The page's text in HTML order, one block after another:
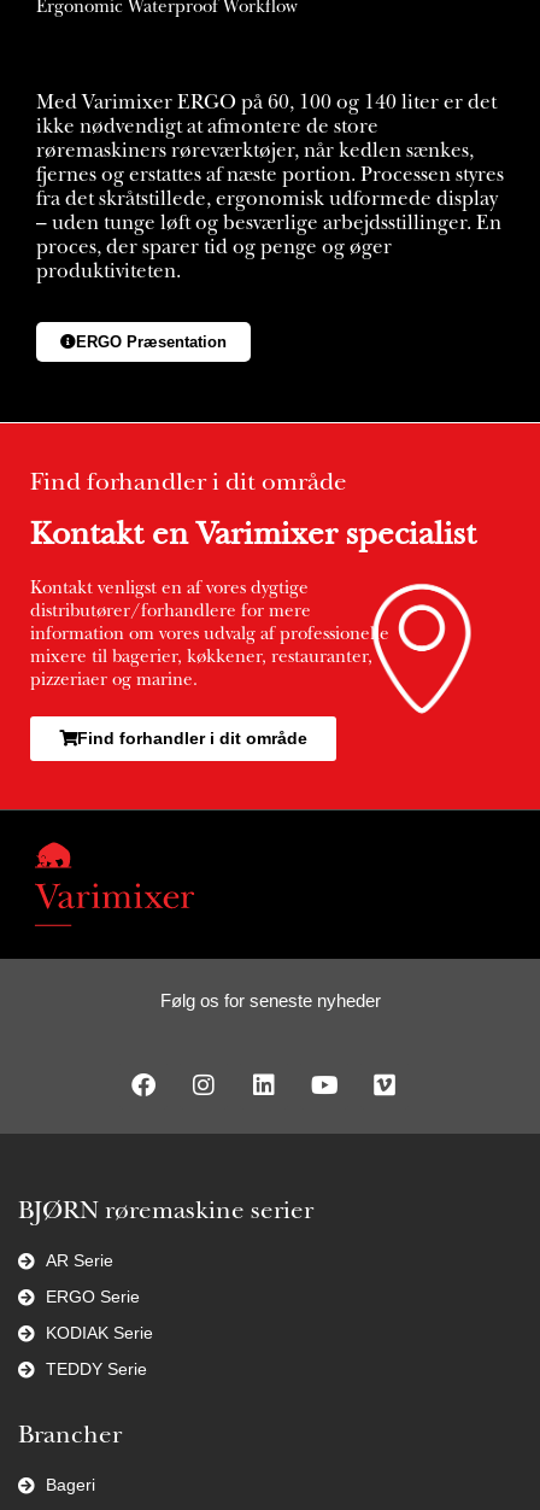
Ergonomic Waterproof Workflow
Med Varimixer ERGO på 60, 100 og 140 liter er det
ikke nødvendigt at afmontere de store
røremaskiners røreværktøjer, når kedlen sænkes,
fjernes og erstattes af næste portion. Processen styres
fra det skråtstillede, ergonomisk udformede display
– uden tunge løft og besværlige arbejdsstillinger. En
proces, der sparer tid og penge og øger
produktiviteten.
ERGO Præsentation
Find forhandler i dit område
Kontakt en Varimixer specialist
Kontakt venligst en af vores dygtige
distributører/forhandlere for mere
information om vores udvalg af professionelle
mixere til bagerier, køkkener, restauranter,
pizzeriaer og marine.
Find forhandler i dit område
Følg os for seneste nyheder
BJØRN røremaskine serier
AR Serie
ERGO Serie
KODIAK Serie
TEDDY Serie
Brancher
Bageri